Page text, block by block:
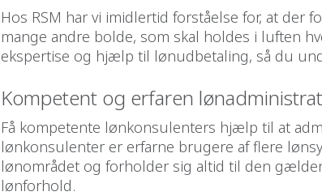
Hos RSM har vi imidlertid forståelse for, at der
mange andre bolde, som skal holdes i luften
ekspertise og hjælp til lønudbetaling, så du
Kompetent og erfaren
Få kompetente lønkonsulenters hjælp til at
lønkonsulenter er erfarne brugere af flere
lønområdet og forholder sig altid til den
lønforhold.